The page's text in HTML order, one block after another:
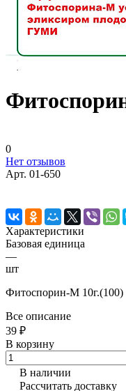
0
Нет отзывов
Арт. 01-650
Характеристики
Базовая единица
—
шт
Фитоспорин-М 10г.(100)
Все описание
39 ₽
В корзину
В наличии
Рассчитать доставку